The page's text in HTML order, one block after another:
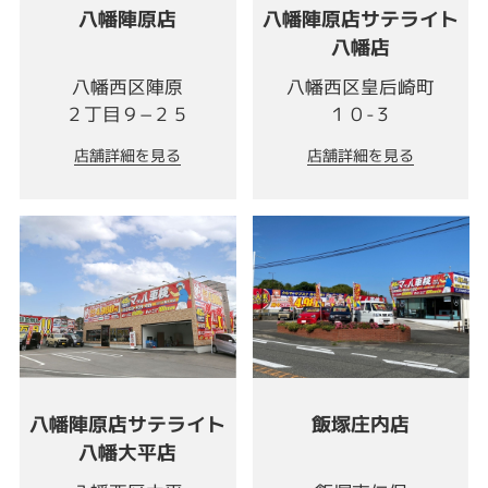
八幡陣原店
八幡西区陣原
２丁目９−２５
店舗詳細を見る
八幡陣原店サテライト
八幡店
八幡西区皇后崎町
１０-３
店舗詳細を見る
八幡陣原店サテライト
八幡大平店
飯塚庄内店